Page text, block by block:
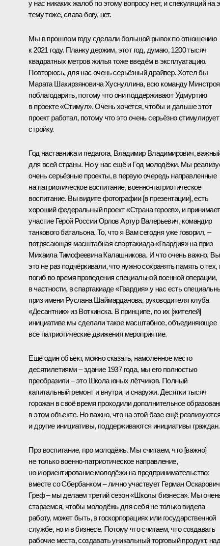
у нас никаких жалоб по этому вопросу нет, и спекуляций на
тему тоже, слава богу, нет.
Мы в прошлом году сделали большой рывок по отношению
к 2021 году. Планку держим, этот год, думаю, 1200 тысяч
квадратных метров жилья тоже введём в эксплуатацию.
Повторюсь, для нас очень серьёзный драйвер. Хотел бы
Марата Шакирзяновича Хуснуллина, всю команду Минстроя
поблагодарить, потому что они поддерживают Удмуртию
в проекте «Стимул». Очень хочется, чтобы и дальше этот
проект работал, потому что это очень серьёзно стимулирует
стройку.
Год наставника и педагога, Владимир Владимирович,
для всей страны. Но у нас ещё и Год молодёжи. Мы
очень серьёзные проекты, в первую очередь направленные
на патриотическое воспитание, военно-патриотическое
воспитание. Вы видите фотографии [в презентации], есть
хороший федеральный проект «Страна героев», и принимает
участие Герой России Орлов Артур Валерьевич, командир
танкового батальона. То, что я Вам сегодня уже говорил, –
потрясающая масштабная спартакиада «Гвардия» на приз
Михаила Тимофеевича Калашникова. И что очень важно, Вы
это не раз подчёркивали, что нужно сохранять память о тех,
погиб во время проведения специальной военной операции,
в частности, в спартакиаде «Гвардия» у нас есть
приз имени Руслана Шаймарданова, руководителя клуба
«Десантник» из Воткинска. В принципе, по их [жителей]
инициативе мы сделали такое масштабное, объединяющее
все патриотические движения мероприятие.
Ещё один объект, можно сказать, намоленное место
десятилетиями – здание 1937 года, мы его полностью
преобразили – это Школа юных лётчиков. Полный
капитальный ремонт и внутри, и снаружи. Десятки тысяч
горожан в своё время проходили дополнительное
в этом объекте. Но важно, что на этой базе ещё
и другие инициативы, поддерживаются инициативы граждан.
Про воспитание, про молодёжь. Мы считаем, что [важно]
не только военно-патриотическое направление,
но и ориентирование молодёжи на предпринимательство:
вместе со Сбербанком – лично участвует Герман Оскарович
Греф – мы делаем третий сезон «Школы бизнеса». Мы
стараемся, чтобы молодёжь для себя не только видела
работу, может быть, в госкорпорациях или государственной
службе, но и в бизнесе. Потому что считаем, что создавать
рабочие места, создавать уникальный торговый продукт,